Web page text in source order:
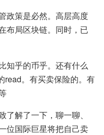
政策是必然。高层高度
布局区块链。同时，已
知乎的币乎。还有什么
read。有买卖保险的。有
解了一下，聊一聊、
位国际巨星将把自己卖